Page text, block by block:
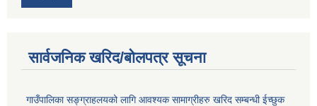
सार्वजनिक खरिद/बोलपत्र सूचना
गाउँपालिका सङ्ग्राहलयको लागि आवश्यक सामाग्रीहरु खरिद सम्बन्धी ईच्छुक